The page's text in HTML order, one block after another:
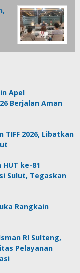
Apel
Berjalan Aman
2026, Libatkan
ke-81
Sulut, Tegaskan
Rangkain
RI Sulteng,
Pelayanan